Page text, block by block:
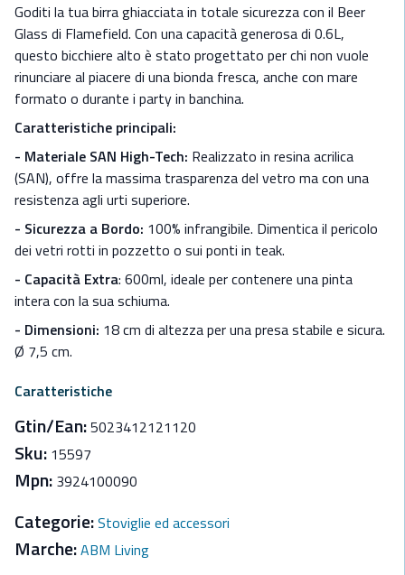
Goditi la tua birra ghiacciata in totale sicurezza con il Beer
Glass di Flamefield. Con una capacità generosa di 0.6L,
questo bicchiere alto è stato progettato per chi non vuole
rinunciare al piacere di una bionda fresca, anche con mare
formato o durante i party in banchina.
Caratteristiche principali:
- Materiale SAN High-Tech: Realizzato in resina acrilica
(SAN), offre la massima trasparenza del vetro ma con una
resistenza agli urti superiore.
- Sicurezza a Bordo: 100% infrangibile. Dimentica il pericolo
dei vetri rotti in pozzetto o sui ponti in teak.
- Capacità Extra: 600ml, ideale per contenere una pinta
intera con la sua schiuma.
- Dimensioni: 18 cm di altezza per una presa stabile e sicura.
Ø 7,5 cm.
Caratteristiche
Gtin/Ean:5023412121120
Sku: 15597
Mpn: 3924100090
Categorie:Stoviglie ed accessori
Marche:ABM Living